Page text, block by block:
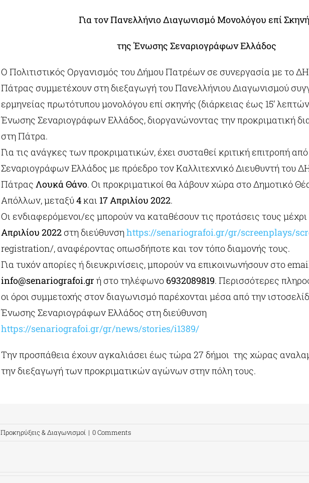
Για τον Πανελλήνιο Διαγωνισμό Μονολόγου επί
της Ένωσης Σεναριογράφων Ελλάδος
Ο Πολιτιστικός Οργανισμός του Δήμου Πατρέων σε συνεργασία με το
Πάτρας συμμετέχουν στη διεξαγωγή του Πανελλήνιου Διαγωνισμού
ερμηνείας πρωτότυπου μονολόγου επί σκηνής (διάρκειας έως 15’
Ένωσης Σεναριογράφων Ελλάδος, διοργανώνοντας την προκριματική
στη Πάτρα.
Για τις ανάγκες των προκριματικών, έχει συσταθεί κριτική επιτροπή
Σεναριογράφων Ελλάδος με πρόεδρο τον Καλλιτεχνικό Διευθυντή του
Πάτρας Λουκά Θάνο. Οι προκριματικοί θα λάβουν χώρα στο Δημοτικό
Απόλλων, μεταξύ4και 17 Απριλίου 2022.
Οι ενδιαφερόμενοι/ες μπορούν να καταθέσουν τις προτάσεις τους μέχρι
Απριλίου 2022στη διεύθυνσηhttps://senariografoi.gr/gr/screenplays/
registration/, αναφέροντας οπωσδήποτε και τον τόπο διαμονής τους.
Για τυχόν απορίες ή διευκρινίσεις, μπορούν να επικοινωνήσουν στο
info@senariografoi.gr ή στο τηλέφωνο 6932089819. Περισσότερες
οι όροι συμμετοχής στον διαγωνισμό παρέχονται μέσα από την
Ένωσης Σεναριογράφων Ελλάδος στη διεύθυνση
https://senariografoi.gr/gr/news/stories/i1389/
Την προσπάθεια έχουν αγκαλιάσει έως τώρα 27 δήμοι της χώρας
την διεξαγωγή των προκριματικών αγώνων στην πόλη τους.
Προκηρύξεις & Διαγωνισμοί | 0 Comments